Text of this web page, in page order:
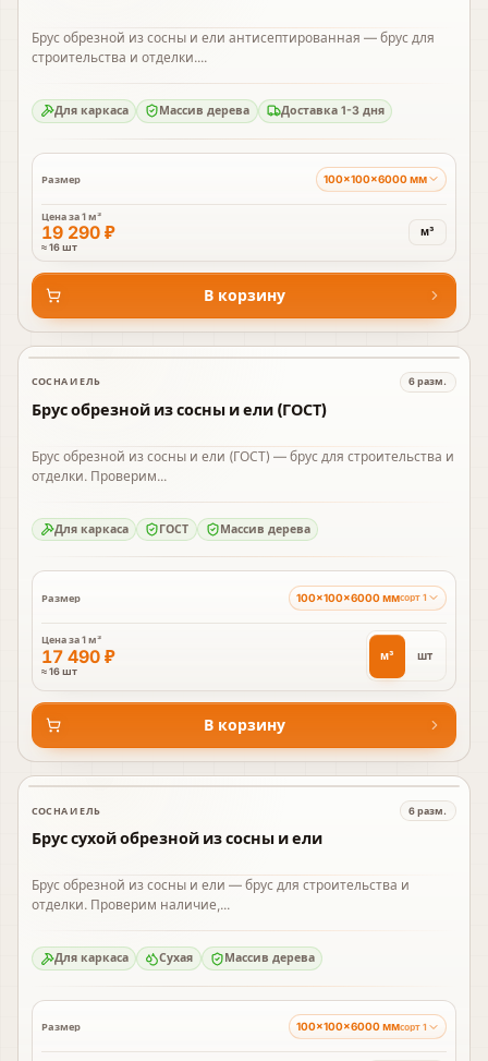
Брус обрезной из сосны и ели антисептированная — брус для
строительства и отделки....
Для каркаса Массив дерева Доставка 1-3 дня
Размер 100×100×6000 мм
Цена за1 м³
19 290 ₽
≈ 16 шт
м³
В корзину
В наличии
СОСНА И ЕЛЬ 6разм.
Брус обрезной из сосны и ели (ГОСТ)
Брус обрезной из сосны и ели (ГОСТ) — брус для строительства и
отделки. Проверим...
Для каркаса ГОСТ Массив дерева
Размер 100×100×6000 ммсорт 1
Цена за1 м³
17 490 ₽
≈ 16 шт
м³ шт
В корзину
В наличии
СОСНА И ЕЛЬ 6разм.
Брус сухой обрезной из сосны и ели
Брус обрезной из сосны и ели — брус для строительства и
отделки. Проверим наличие,...
Для каркаса Сухая Массив дерева
Размер 100×100×6000 ммсорт 1